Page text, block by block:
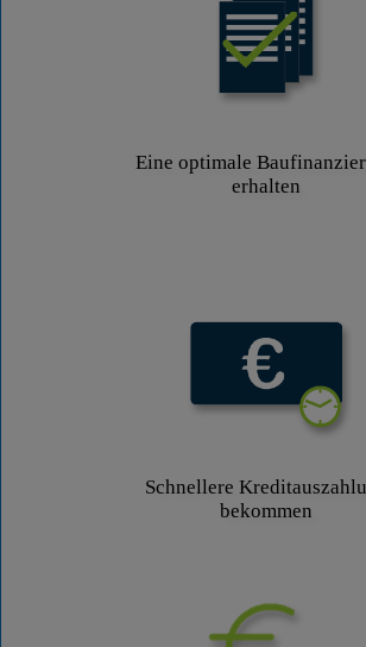
Eine optimale
erhalten
Schnellere
bekommen